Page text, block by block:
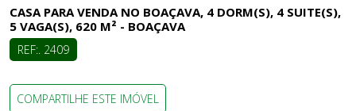
CASA PARA VENDA NO BOAÇAVA, 4 DORM(S), 4 SUITE(S),
5 VAGA(S), 620 M² - BOAÇAVA
REF:. 2409
COMPARTILHE ESTE IMÓVEL